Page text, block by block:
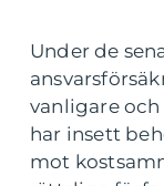
Under de
vanligare
har insett
mot